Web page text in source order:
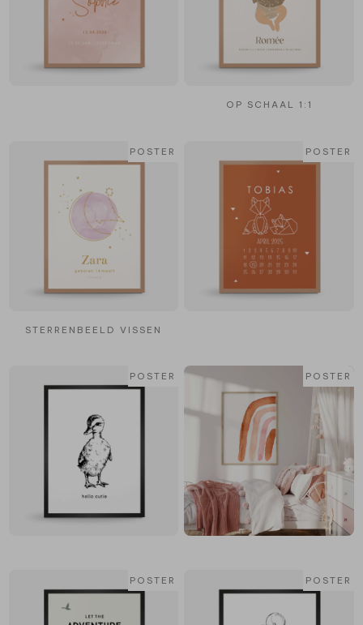
OP SCHAAL 1:1
POSTER
STERRENBEELD VISSEN
POSTER
POSTER POSTER
POSTER POSTER